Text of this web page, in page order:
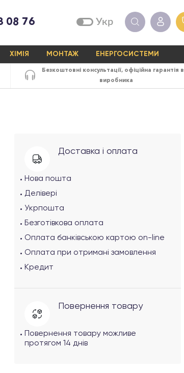
08 76 Укр
ХІМІЯ МОНТАЖ ЕНЕРГОСИСТЕМИ
Безкоштовні консультації, офіційна гарантія
виробника
Доставка і оплата
Нова пошта
Делівері
Укрпошта
Безготівкова оплата
Оплата банківською картою on-line
Оплата при отримані замовлення
Кредит
Повернення товару
Повернення товару можливе
протягом 14 днів